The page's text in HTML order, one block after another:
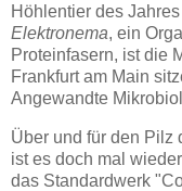
Höhlentier des
Elektronema, ein
Proteinfasern, ist die
Frankfurt am Main
Angewandte
Über und für den Pilz
ist es doch mal
das Standardwerk